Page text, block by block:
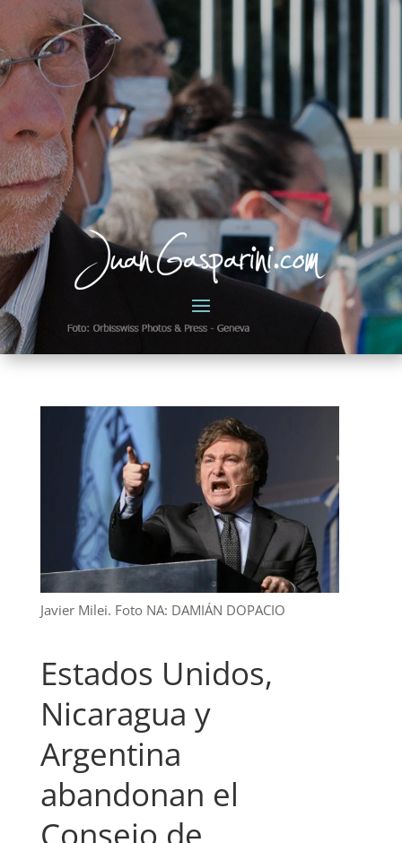
Javier Milei. Foto NA: DAMIÁN DOPACIO
Estados Unidos,
Nicaragua y
Argentina
abandonan el